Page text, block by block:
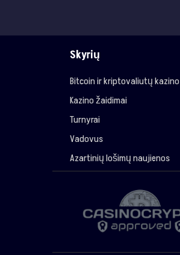
Skyrių
Bitcoin ir kriptovaliutų kazino
Kazino žaidimai
Turnyrai
Vadovus
Azartinių lošimų naujienos